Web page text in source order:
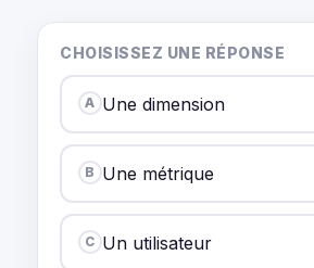
CHOISISSEZ UNE RÉPONSE
A Une dimension
B Une métrique
C Un utilisateur